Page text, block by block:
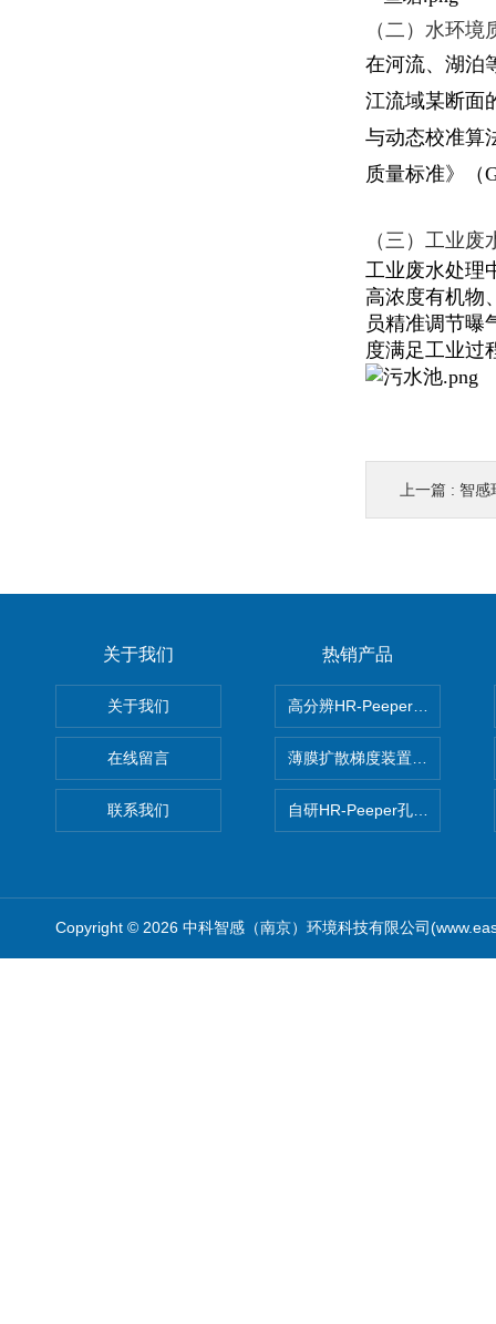
（二）水环
在河流、湖泊
江流域某断面
与动态校准算
质量标准》（
（三）工业
工业废水处理
高浓度有机物
员精准调节曝
度满足工业过
上一篇 : 智感环
关于我们
关于我们
在线留言
联系我们
热销产品
高分辨HR-Peeper采样器孔隙
薄膜扩散梯度装置 Agl DGT
自研HR-Peeper孔隙水采样器
Copyright © 2026 中科智感（南京）环境科技有限公司